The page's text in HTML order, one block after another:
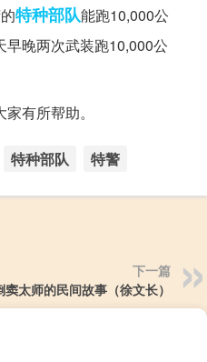
特种部队能跑10,000公
早晚两次武装跑10,000公
有所帮助。
特种部队 特警
下一篇
太师的民间故事（徐文长）